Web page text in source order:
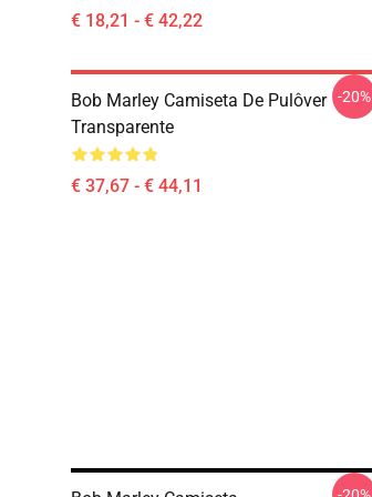
€ 18,21 - € 42,22
Bob Marley Camiseta De Pulôver
Transparente
€ 37,67 - € 44,11
-20%